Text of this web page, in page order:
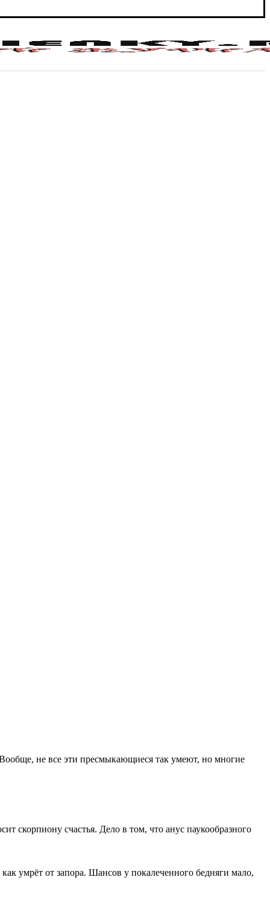
не все эти пресмыкающиеся так умеют, но многие
скорпиону счастья. Дело в том, что анус паукообразного
умрёт от запора. Шансов у покалеченного бедняги мало,